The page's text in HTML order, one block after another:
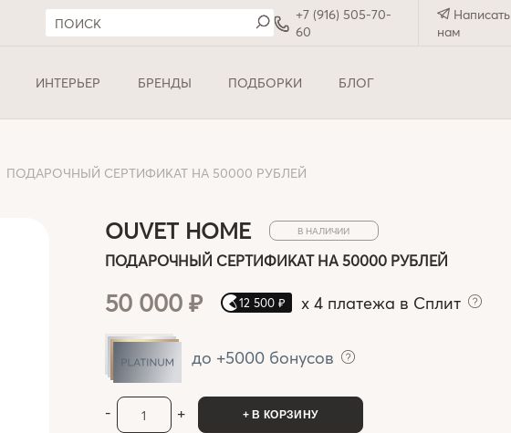
+7 (916) 505-70-
60
Написать
нам
ИНТЕРЬЕР БРЕНДЫ ПОДБОРКИ БЛОГ
ПОДАРОЧНЫЙ СЕРТИФИКАТ НА 50000 РУБЛЕЙ
OUVET HOME В НАЛИЧИИ
ПОДАРОЧНЫЙ СЕРТИФИКАТ НА 50000 РУБЛЕЙ
50 000 ₽ 12 500 ₽ x 4 платежа в Сплит
до +5000 бонусов
- + + В КОРЗИНУ